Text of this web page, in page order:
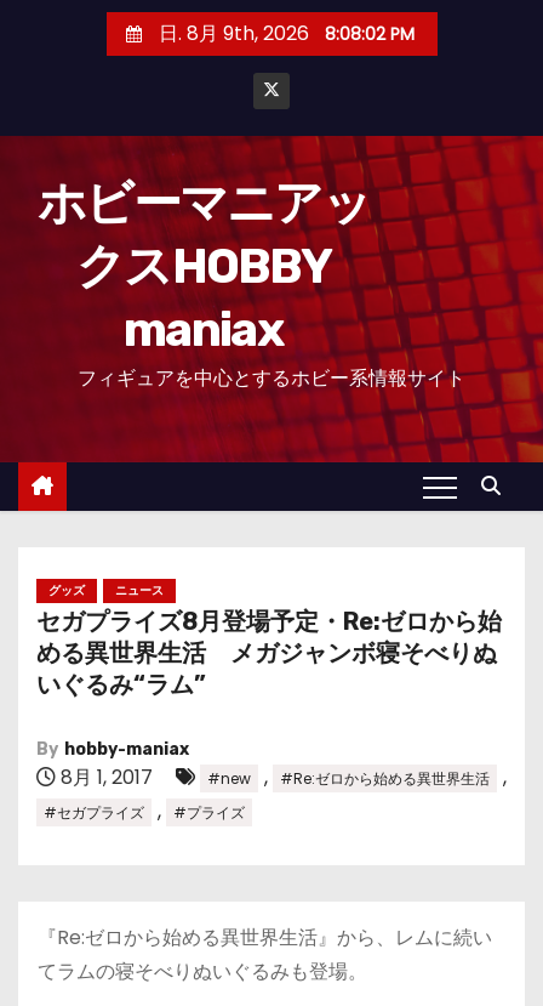
日. 8月 9th, 2026 8:08:03 PM
ホビーマニアッ
クスHOBBY
maniax
フィギュアを中心とするホビー系情報サイト
グッズ ニュース
セガプライズ8月登場予定・Re:ゼロから始
める異世界生活 メガジャンボ寝そべりぬ
いぐるみ“ラム”
By hobby-maniax
8月 1, 2017 #new , #Re:ゼロから始める異世界生活 ,
#セガプライズ , #プライズ
『Re:ゼロから始める異世界生活』から、レムに続い
てラムの寝そべりぬいぐるみも登場。